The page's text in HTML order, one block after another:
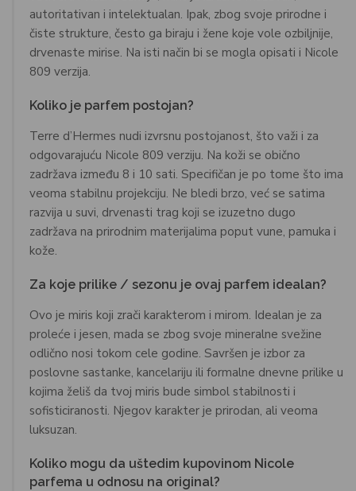
autoritativan i intelektualan. Ipak, zbog svoje prirodne i
čiste strukture, često ga biraju i žene koje vole ozbiljnije,
drvenaste mirise. Na isti način bi se mogla opisati i Nicole
809 verzija.
Koliko je parfem postojan?
Terre d’Hermes nudi izvrsnu postojanost, što važi i za
odgovarajuću Nicole 809 verziju. Na koži se obično
zadržava između 8 i 10 sati. Specifičan je po tome što ima
veoma stabilnu projekciju. Ne bledi brzo, već se satima
razvija u suvi, drvenasti trag koji se izuzetno dugo
zadržava na prirodnim materijalima poput vune, pamuka i
kože.
Za koje prilike / sezonu je ovaj parfem idealan?
Ovo je miris koji zrači karakterom i mirom. Idealan je za
proleće i jesen, mada se zbog svoje mineralne svežine
odlično nosi tokom cele godine. Savršen je izbor za
poslovne sastanke, kancelariju ili formalne dnevne prilike u
kojima želiš da tvoj miris bude simbol stabilnosti i
sofisticiranosti. Njegov karakter je prirodan, ali veoma
luksuzan.
Koliko mogu da uštedim kupovinom Nicole
parfema u odnosu na original?